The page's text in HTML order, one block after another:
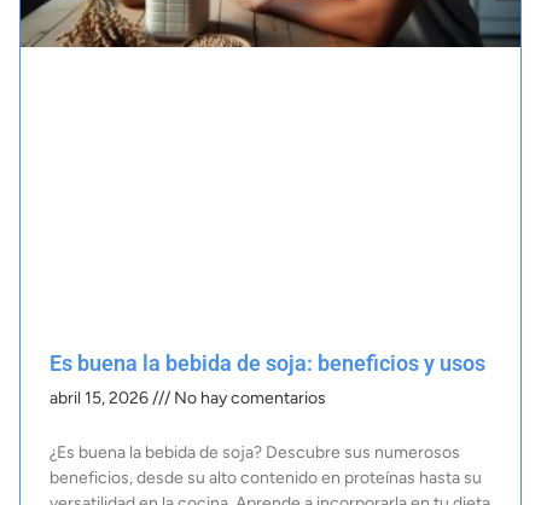
Es buena la bebida de soja: beneficios y usos​
abril 15, 2026 No hay comentarios
¿Es buena la bebida de soja? Descubre sus numerosos
beneficios, desde su alto contenido en proteínas hasta su